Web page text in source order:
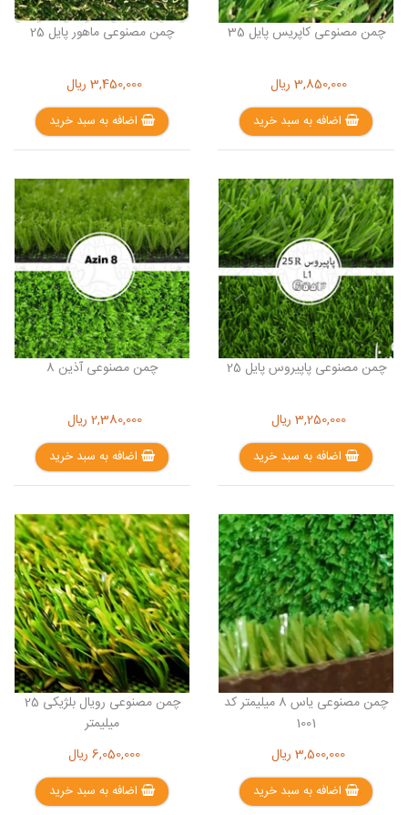
چمن مصنوعی کاپریس پایل 35
3,850,000 ریال
اضافه به سبد خرید
چمن مصنوعی ماهور پایل 25
3,450,000 ریال
اضافه به سبد خرید
چمن مصنوعی پاپیروس پایل 25
3,250,000 ریال
اضافه به سبد خرید
چمن مصنوعی آذین 8
2,380,000 ریال
اضافه به سبد خرید
چمن مصنوعی یاس 8 میلیمتر کد
1001
3,500,000 ریال
اضافه به سبد خرید
چمن مصنوعی رویال بلژیکی 25
میلیمتر
6,050,000 ریال
اضافه به سبد خرید